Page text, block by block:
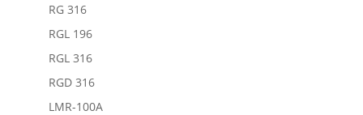
RG 316
RGL 196
RGL 316
RGD 316
LMR-100A